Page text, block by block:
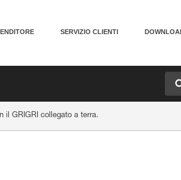
SERVIZIO CLIENTI
il GRIGRI collegato a terra.